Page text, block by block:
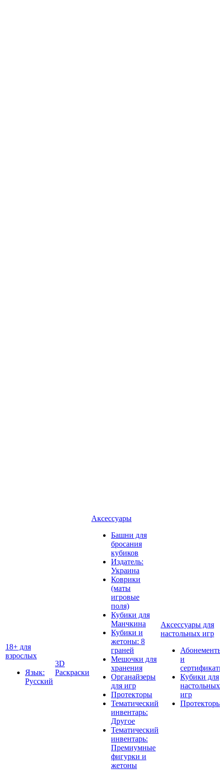
18+ для
взрослых
Язык:
Русский
3D
Раскраски
Аксессуары
Башни для
бросания
кубиков
Издатель:
Украина
Коврики
(маты
игровые
поля)
Кубики для
Манчкина
Кубики и
жетоны: 8
граней
Мешочки для
хранения
Органайзеры
для игр
Протекторы
Тематический
инвентарь:
Другое
Тематический
инвентарь:
Премиумные
фигурки и
жетоны
Аксессуары для
настольных игр
и
Кубики для
настольных
игр